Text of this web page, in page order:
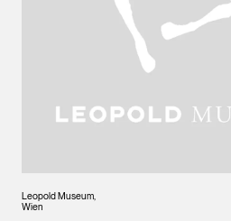
Leopold Museum,
Wien